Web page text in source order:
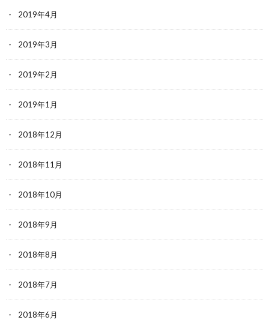
2019年4月
2019年3月
2019年2月
2019年1月
2018年12月
2018年11月
2018年10月
2018年9月
2018年8月
2018年7月
2018年6月